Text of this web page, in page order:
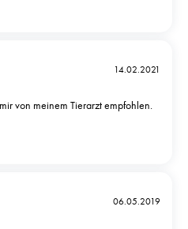
14.02.2021
von meinem Tierarzt empfohlen.
06.05.2019